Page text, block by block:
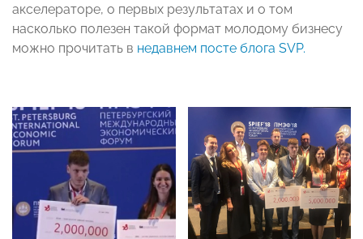
акселераторе, о первых результатах и о том
насколько полезен такой формат молодому бизнесу
можно прочитать в недавнем посте блога SVP.